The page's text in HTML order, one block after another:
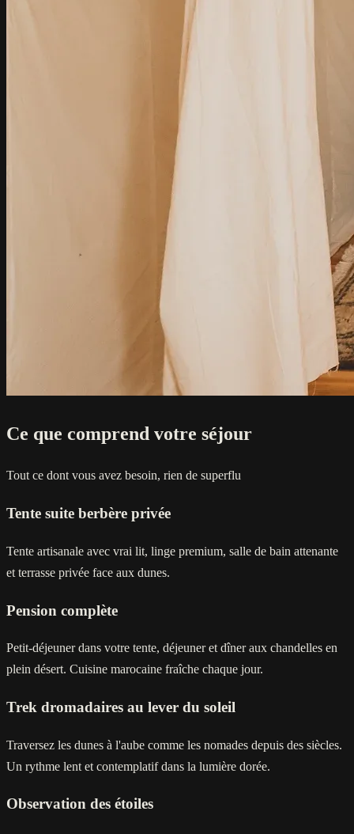
Ce que comprend votre séjour
Tout ce dont vous avez besoin, rien de superflu
Tente suite berbère privée
Tente artisanale avec vrai lit, linge premium, salle de bain attenante
et terrasse privée face aux dunes.
Pension complète
Petit-déjeuner dans votre tente, déjeuner et dîner aux chandelles en
plein désert. Cuisine marocaine fraîche chaque jour.
Trek dromadaires au lever du soleil
Traversez les dunes à l'aube comme les nomades depuis des siècles.
Un rythme lent et contemplatif dans la lumière dorée.
Observation des étoiles